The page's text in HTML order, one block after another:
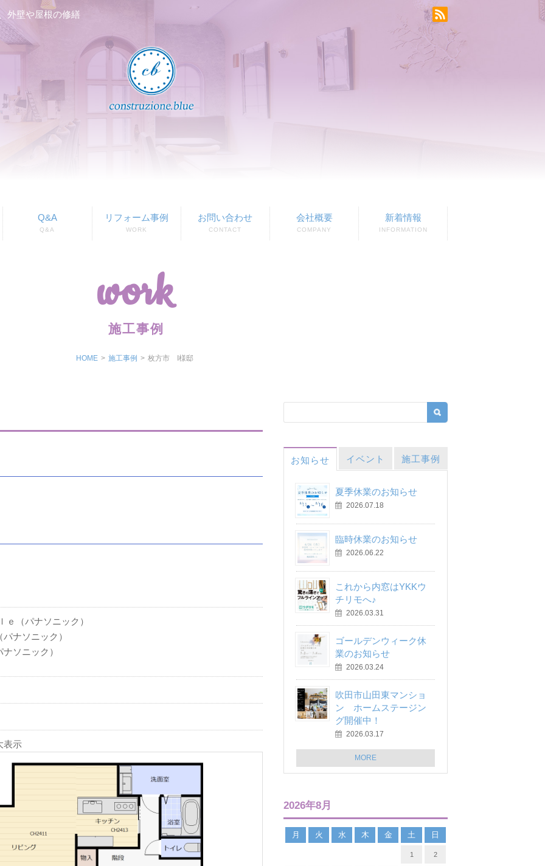
外壁や屋根の修繕
Q&A
Q&A
リフォーム事例
WORK
お問い合わせ
CONTACT
会社概要
COMPANY
新着情報
INFORMATION
work
施工事例
HOME > 施工事例 > 枚方市 I様邸
（パナソニック）
ナソニック）
ソニック）
表示
お知らせ イベント 施工事例
夏季休業のお知らせ
2026.07.18
臨時休業のお知らせ
2026.06.22
これから内窓はYKKウ
チリモへ♪
2026.03.31
ゴールデンウィーク休
業のお知らせ
2026.03.24
吹田市山田東マンショ
ン ホームステージン
グ開催中！
2026.03.17
MORE
2026年8月
月 火 水 木 金 土 日
1 2